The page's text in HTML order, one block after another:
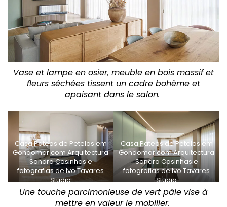
Vase et lampe en osier, meuble en bois massif et
fleurs séchées tissent un cadre bohème et
apaisant dans le salon.
Casa Pateos de Petelas em
Gondomar com Arquitectura
Sandra Casinhas e
fotografias de Ivo Tavares
Studio
Casa Pateos de Petelas em
Gondomar com Arquitectura
Sandra Casinhas e
fotografias de Ivo Tavares
Studio
Une touche parcimonieuse de vert pâle vise à
mettre en valeur le mobilier.